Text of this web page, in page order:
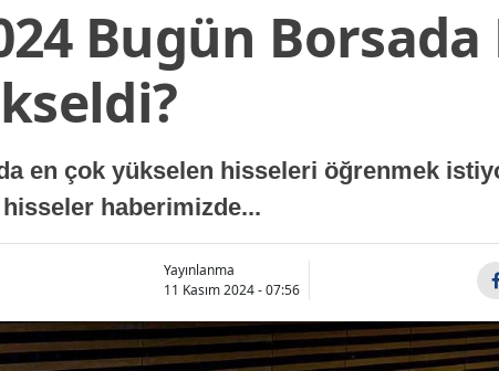
Bugün
en çok yükselen hisseleri öğrenmek
haberimizde...
Yayınlanma
11 Kasım 2024 - 07:56